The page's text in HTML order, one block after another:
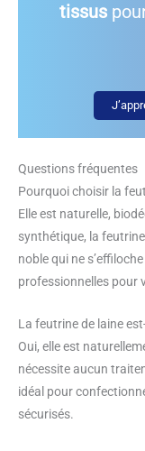
tissus
Questions fréquentes
Pourquoi choisir la
Elle est naturelle,
synthétique, la
noble qui ne
professionnelles pour
La feutrine de laine
Oui, elle est
nécessite aucun
idéal pour
sécurisés.